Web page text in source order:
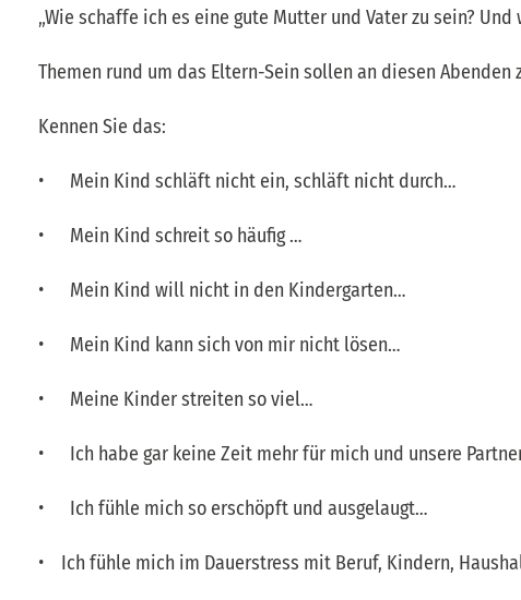
„Wie schaffe ich es eine gute Mutter und Vater zu sein? Und
Themen rund um das Eltern-Sein sollen an diesen Abenden
Kennen Sie das:
• Mein Kind schläft nicht ein, schläft nicht durch…
• Mein Kind schreit so häufig …
• Mein Kind will nicht in den Kindergarten…
• Mein Kind kann sich von mir nicht lösen…
• Meine Kinder streiten so viel…
• Ich habe gar keine Zeit mehr für mich und unsere
• Ich fühle mich so erschöpft und ausgelaugt…
• Ich fühle mich im Dauerstress mit Beruf, Kindern,